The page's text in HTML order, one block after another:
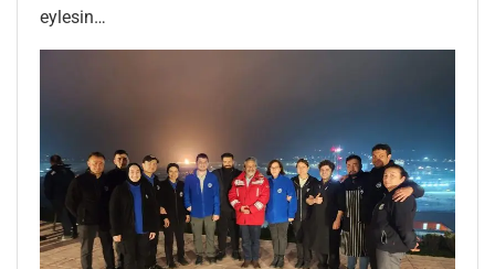
eylesin…